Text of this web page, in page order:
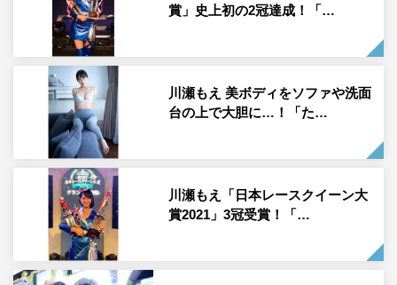
賞」史上初の2冠達成！「…
川瀬もえ 美ボディをソファや洗面
台の上で大胆に…！「た…
川瀬もえ「日本レースクイーン大
賞2021」3冠受賞！「…